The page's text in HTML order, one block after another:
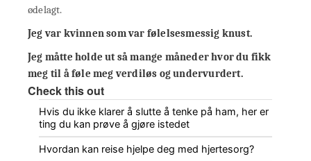
ødelagt.
Jeg var kvinnen som var følelsesmessig knust.
Jeg måtte holde ut så mange måneder hvor du fikk
meg til å føle meg verdiløs og undervurdert.
Check this out
Hvis du ikke klarer å slutte å tenke på ham, her er
ting du kan prøve å gjøre istedet
Hvordan kan reise hjelpe deg med hjertesorg?